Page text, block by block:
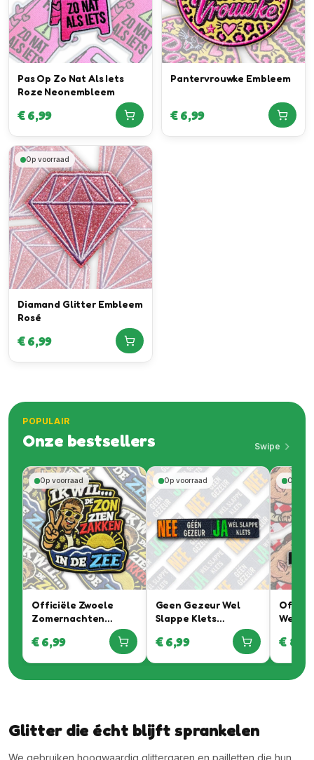
Pas Op Zo Nat Als Iets
Roze Neonembleem
€6,99
Pantervrouwke Embleem
€6,99
Op voorraad
Diamand Glitter Embleem
Rosé
€6,99
POPULAIR
Onze bestsellers Swipe
Op voorraad
Officiële Zwoele
Zomernachten
Samenwerking Met
€6,99
Op voorraad
Geen Gezeur Wel
Slappe Klets
€6,99
Op
€ 8,99
Glitter die écht blijft sprankelen
We gebruiken hoogwaardig glittergaren en pailletten die hun